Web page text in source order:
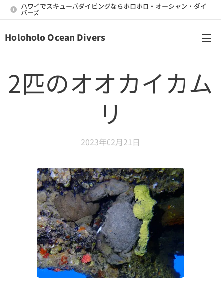
ハワイでスキューバダイビングならホロホロ・オーシャン・ダイ
バーズ
Holoholo Ocean Divers
2匹のオオカイカム
リ
2023年02月21日